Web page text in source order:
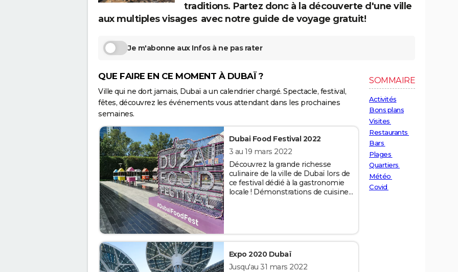
traditions. Partez donc à la découverte d'une ville
aux multiples visages avec notre guide de voyage gratuit!
Je m'abonne aux Infos à ne pas rater
SOMMAIRE
Activités
Bons plans
Visites
Restaurants
Bars
Plages
Quartiers
Météo
Covid
QUE FAIRE EN CE MOMENT À DUBAÏ ?
Ville qui ne dort jamais, Dubaï a un calendrier chargé. Spectacle, festival,
fêtes, découvrez les événements vous attendant dans les prochaines
semaines.
Dubai Food Festival 2022
3 au 19 mars 2022
Découvrez la grande richesse
culinaire de la ville de Dubaï lors de
ce festival dédié à la gastronomie
locale ! Démonstrations de cuisine
Voronenko/Shutterstock
Expo 2020 Dubaï
Jusqu'au 31 mars 2022